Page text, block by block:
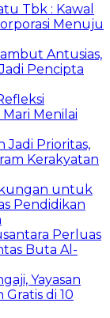
Tbk : Kawal
Menuju
Antusias,
Pencipta
Menilai
Jadi Prioritas,
Kerakyatan
untuk
Pendidikan
Perluas
Buta Al-
Yayasan
di 10